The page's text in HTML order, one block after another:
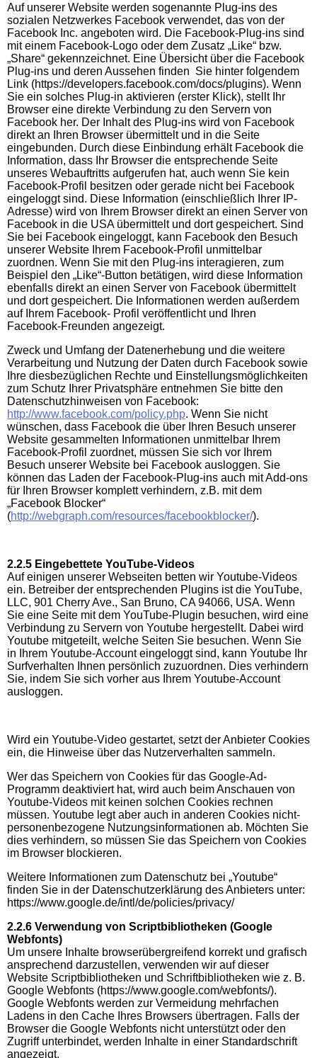
Auf unserer Website werden sogenannte Plug-ins des
sozialen Netzwerkes Facebook verwendet, das von der
Facebook Inc. angeboten wird. Die Facebook-Plug-ins sind
mit einem Facebook-Logo oder dem Zusatz „Like“ bzw.
„Share“ gekennzeichnet. Eine Übersicht über die Facebook
Plug-ins und deren Aussehen finden Sie hinter folgendem
Link (https://developers.facebook.com/docs/plugins). Wenn
Sie ein solches Plug-in aktivieren (erster Klick), stellt Ihr
Browser eine direkte Verbindung zu den Servern von
Facebook her. Der Inhalt des Plug-ins wird von Facebook
direkt an Ihren Browser übermittelt und in die Seite
eingebunden. Durch diese Einbindung erhält Facebook die
Information, dass Ihr Browser die entsprechende Seite
unseres Webauftritts aufgerufen hat, auch wenn Sie kein
Facebook-Profil besitzen oder gerade nicht bei Facebook
eingeloggt sind. Diese Information (einschließlich Ihrer IP-
Adresse) wird von Ihrem Browser direkt an einen Server von
Facebook in die USA übermittelt und dort gespeichert. Sind
Sie bei Facebook eingeloggt, kann Facebook den Besuch
unserer Website Ihrem Facebook-Profil unmittelbar
zuordnen. Wenn Sie mit den Plug-ins interagieren, zum
Beispiel den „Like“-Button betätigen, wird diese Information
ebenfalls direkt an einen Server von Facebook übermittelt
und dort gespeichert. Die Informationen werden außerdem
auf Ihrem Facebook- Profil veröffentlicht und Ihren
Facebook-Freunden angezeigt.
Zweck und Umfang der Datenerhebung und die weitere
Verarbeitung und Nutzung der Daten durch Facebook sowie
Ihre diesbezüglichen Rechte und Einstellungsmöglichkeiten
zum Schutz Ihrer Privatsphäre entnehmen Sie bitte den
Datenschutzhinweisen von Facebook:
http://www.facebook.com/policy.php. Wenn Sie nicht
wünschen, dass Facebook die über Ihren Besuch unserer
Website gesammelten Informationen unmittelbar Ihrem
Facebook-Profil zuordnet, müssen Sie sich vor Ihrem
Besuch unserer Website bei Facebook ausloggen. Sie
können das Laden der Facebook-Plug-ins auch mit Add-ons
für Ihren Browser komplett verhindern, z.B. mit dem
„Facebook Blocker“
(http://webgraph.com/resources/facebookblocker/).
2.2.5 Eingebettete YouTube-Videos
Auf einigen unserer Webseiten betten wir Youtube-Videos
ein. Betreiber der entsprechenden Plugins ist die YouTube,
LLC, 901 Cherry Ave., San Bruno, CA 94066, USA. Wenn
Sie eine Seite mit dem YouTube-Plugin besuchen, wird eine
Verbindung zu Servern von Youtube hergestellt. Dabei wird
Youtube mitgeteilt, welche Seiten Sie besuchen. Wenn Sie
in Ihrem Youtube-Account eingeloggt sind, kann Youtube Ihr
Surfverhalten Ihnen persönlich zuzuordnen. Dies verhindern
Sie, indem Sie sich vorher aus Ihrem Youtube-Account
ausloggen.
Wird ein Youtube-Video gestartet, setzt der Anbieter Cookies
ein, die Hinweise über das Nutzerverhalten sammeln.
Wer das Speichern von Cookies für das Google-Ad-
Programm deaktiviert hat, wird auch beim Anschauen von
Youtube-Videos mit keinen solchen Cookies rechnen
müssen. Youtube legt aber auch in anderen Cookies nicht-
personenbezogene Nutzungsinformationen ab. Möchten Sie
dies verhindern, so müssen Sie das Speichern von Cookies
im Browser blockieren.
Weitere Informationen zum Datenschutz bei „Youtube“
finden Sie in der Datenschutzerklärung des Anbieters unter:
https://www.google.de/intl/de/policies/privacy/
2.2.6 Verwendung von Scriptbibliotheken (Google
Webfonts)
Um unsere Inhalte browserübergreifend korrekt und grafisch
ansprechend darzustellen, verwenden wir auf dieser
Website Scriptbibliotheken und Schriftbibliotheken wie z. B.
Google Webfonts (https://www.google.com/webfonts/).
Google Webfonts werden zur Vermeidung mehrfachen
Ladens in den Cache Ihres Browsers übertragen. Falls der
Browser die Google Webfonts nicht unterstützt oder den
Zugriff unterbindet, werden Inhalte in einer Standardschrift
angezeigt.